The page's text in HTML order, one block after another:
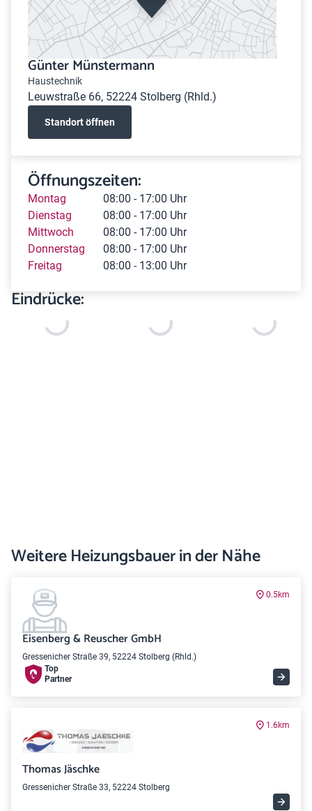
Günter Münstermann
Haustechnik
Leuwstraße 66, 52224 Stolberg (Rhld.)
Standort öffnen
Öffnungszeiten:
Montag
08:00 - 17:00 Uhr
Dienstag
08:00 - 17:00 Uhr
Mittwoch
08:00 - 17:00 Uhr
Donnerstag
08:00 - 17:00 Uhr
Freitag
08:00 - 13:00 Uhr
Eindrücke:
Weitere Heizungsbauer in der Nähe
0.5km
Eisenberg & Reuscher GmbH
Gressenicher Straße 39, 52224 Stolberg (Rhld.)
Top
Partner
1.6km
Thomas Jäschke
Gressenicher Straße 33, 52224 Stolberg